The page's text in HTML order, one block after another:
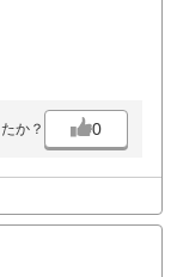
か？ 0